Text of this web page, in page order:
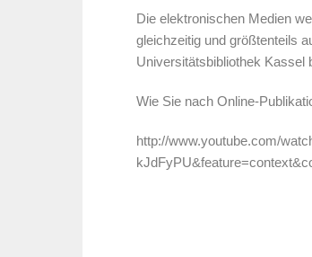
Die elektronischen Medien
gleichzeitig und größtenteils
Universitätsbibliothek Kassel
Wie Sie nach Online-
http://www.youtube.com/